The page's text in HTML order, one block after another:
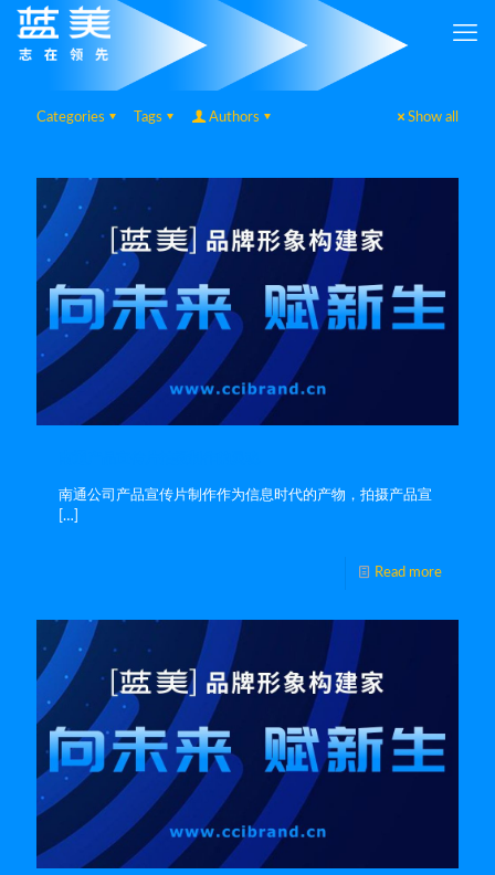
Categories Tags Authors Show all
南通公司产品宣传片制作作为信息时代的产物，拍摄产品宣
[…]
Read more